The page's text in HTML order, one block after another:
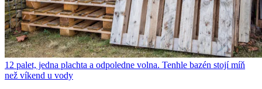
12 palet, jedna plachta a odpoledne volna. Tenhle bazén stojí míň
než víkend u vody